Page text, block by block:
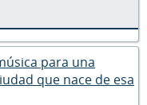
para una
que nace de esa